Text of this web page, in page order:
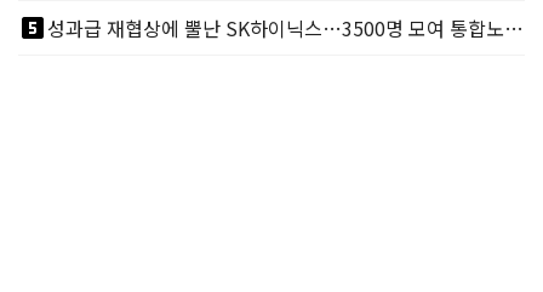
looks_5
성과급 재협상에 뿔난 SK하이닉스…3500명 모여 통합노조 띄운다